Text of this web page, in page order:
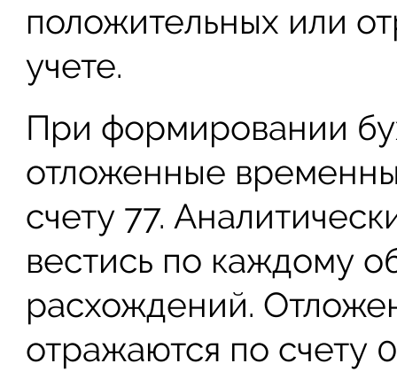
положительных или
учете.
При формировании
отложенные
счету 77.
вестись по каждому
расхождений.
отражаются по счету